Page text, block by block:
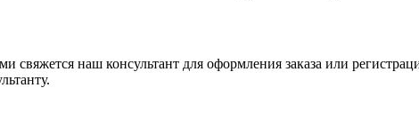
наш консультант для оформления заказа или